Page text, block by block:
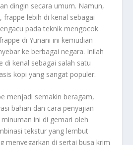
dingin secara umum. Namun,
frappe lebih di kenal sebagai
pada teknik mengocok
di Yunani ini kemudian
ke berbagai negara. Inilah
di kenal sebagai salah satu
kopi yang sangat populer.
menjadi semakin beragam,
bahan dan cara penyajian
ini di gemari oleh
tekstur yang lembut
menyegarkan di sertai busa krim